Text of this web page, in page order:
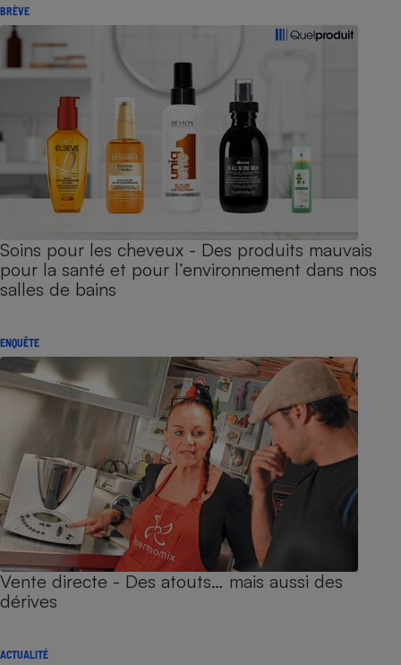
BRÈVE
Soins pour les cheveux - Des produits mauvais
pour la santé et pour l’environnement dans nos
salles de bains
ENQUÊTE
Vente directe - Des atouts… mais aussi des
dérives
ACTUALITÉ